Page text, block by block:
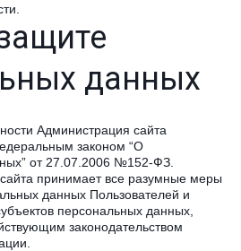
данных
Администрация сайта
законом “О
от 27.07.2006 №152-ФЗ.
принимает все разумные меры
данных Пользователей и
персональных данных,
законодательством